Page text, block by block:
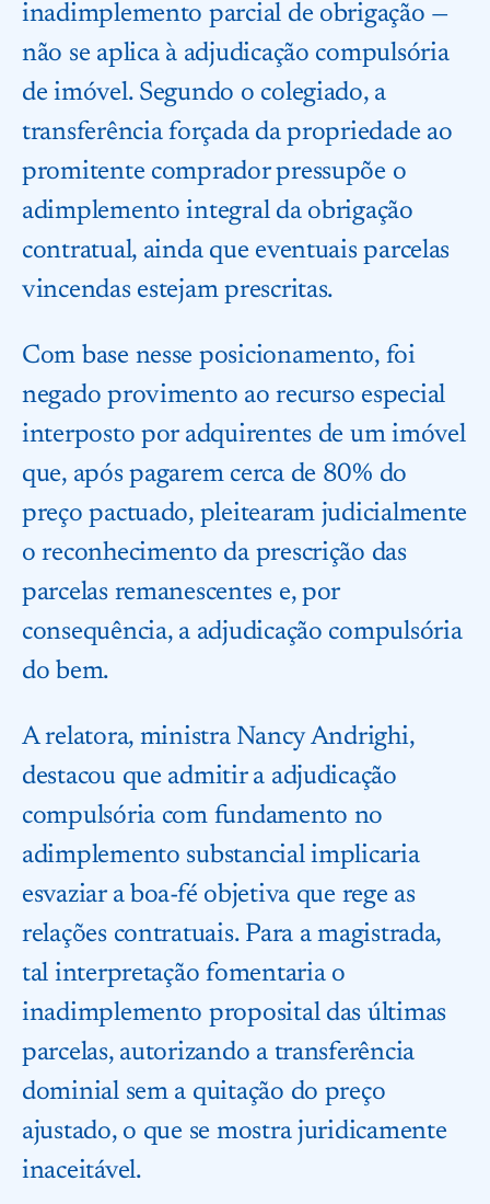
inadimplemento parcial de obrigação —
não se aplica à adjudicação compulsória
de imóvel. Segundo o colegiado, a
transferência forçada da propriedade ao
promitente comprador pressupõe o
adimplemento integral da obrigação
contratual, ainda que eventuais parcelas
vincendas estejam prescritas.
Com base nesse posicionamento, foi
negado provimento ao recurso especial
interposto por adquirentes de um imóvel
que, após pagarem cerca de 80% do
preço pactuado, pleitearam judicialmente
o reconhecimento da prescrição das
parcelas remanescentes e, por
consequência, a adjudicação compulsória
do bem.
A relatora, ministra Nancy Andrighi,
destacou que admitir a adjudicação
compulsória com fundamento no
adimplemento substancial implicaria
esvaziar a boa-fé objetiva que rege as
relações contratuais. Para a magistrada,
tal interpretação fomentaria o
inadimplemento proposital das últimas
parcelas, autorizando a transferência
dominial sem a quitação do preço
ajustado, o que se mostra juridicamente
inaceitável.